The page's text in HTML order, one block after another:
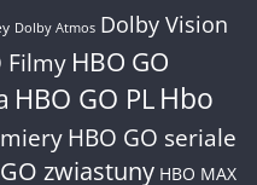
Dolby Atmos Dolby Vision
Filmy HBO GO
HBO GO PL Hbo
HBO GO seriale
zwiastuny HBO MAX